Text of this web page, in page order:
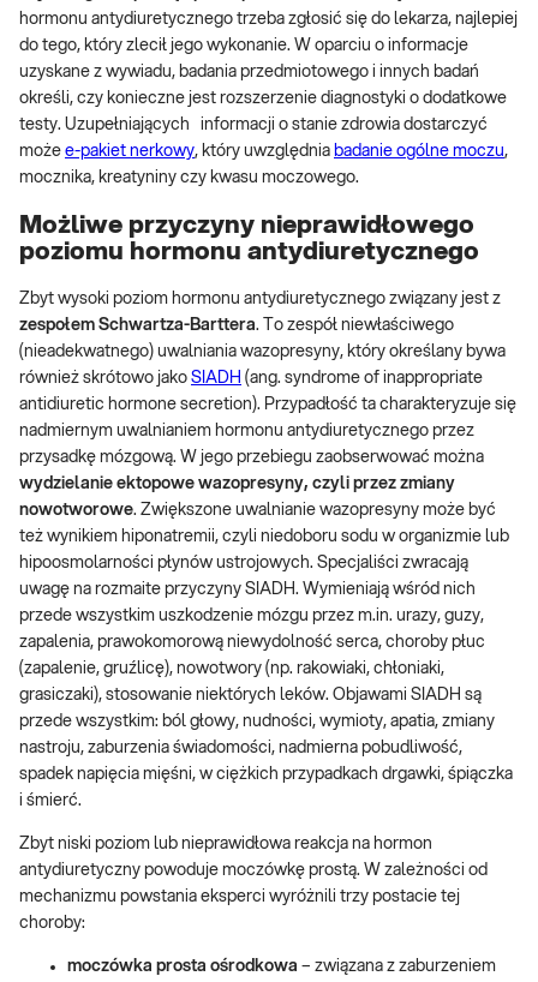
hormonu antydiuretycznego trzeba zgłosić się do lekarza, najlepiej
do tego, który zlecił jego wykonanie. W oparciu o informacje
uzyskane z wywiadu, badania przedmiotowego i innych badań
określi, czy konieczne jest rozszerzenie diagnostyki o dodatkowe
testy. Uzupełniających informacji o stanie zdrowia dostarczyć
może e-pakiet nerkowy, który uwzględnia badanie ogólne moczu,
mocznika, kreatyniny czy kwasu moczowego.
Możliwe przyczyny nieprawidłowego
poziomu hormonu antydiuretycznego
Zbyt wysoki poziom hormonu antydiuretycznego związany jest z
zespołem Schwartza-Barttera. To zespół niewłaściwego
(nieadekwatnego) uwalniania wazopresyny, który określany bywa
również skrótowo jako SIADH (ang. syndrome of inappropriate
antidiuretic hormone secretion). Przypadłość ta charakteryzuje się
nadmiernym uwalnianiem hormonu antydiuretycznego przez
przysadkę mózgową. W jego przebiegu zaobserwować można
wydzielanie ektopowe wazopresyny, czyli przez zmiany
nowotworowe. Zwiększone uwalnianie wazopresyny może być
też wynikiem hiponatremii, czyli niedoboru sodu w organizmie lub
hipoosmolarności płynów ustrojowych. Specjaliści zwracają
uwagę na rozmaite przyczyny SIADH. Wymieniają wśród nich
przede wszystkim uszkodzenie mózgu przez m.in. urazy, guzy,
zapalenia, prawokomorową niewydolność serca, choroby płuc
(zapalenie, gruźlicę), nowotwory (np. rakowiaki, chłoniaki,
grasiczaki), stosowanie niektórych leków. Objawami SIADH są
przede wszystkim: ból głowy, nudności, wymioty, apatia, zmiany
nastroju, zaburzenia świadomości, nadmierna pobudliwość,
spadek napięcia mięśni, w ciężkich przypadkach drgawki, śpiączka
i śmierć.
Zbyt niski poziom lub nieprawidłowa reakcja na hormon
antydiuretyczny powoduje moczówkę prostą. W zależności od
mechanizmu powstania eksperci wyróżnili trzy postacie tej
choroby:
moczówka prosta ośrodkowa – związana z zaburzeniem